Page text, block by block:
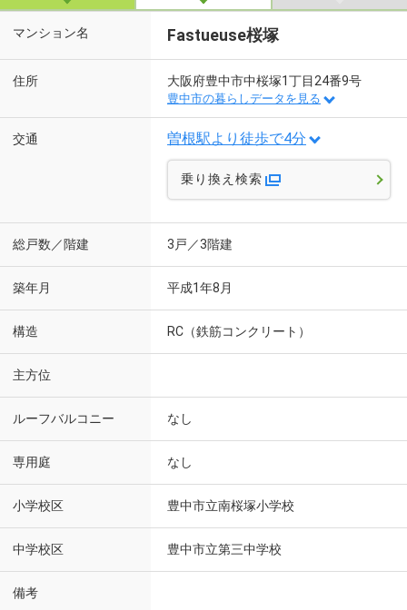
マンション名 Fastueuse桜塚
住所 大阪府豊中市中桜塚1丁目24番9号
豊中市の暮らしデータを見る
交通 曽根駅より徒歩で4分
乗り換え検索
総戸数／階建 3戸／3階建
築年月 平成1年8月
構造 RC（鉄筋コンクリート）
主方位
ルーフバルコニー なし
専用庭 なし
小学校区 豊中市立南桜塚小学校
中学校区 豊中市立第三中学校
備考